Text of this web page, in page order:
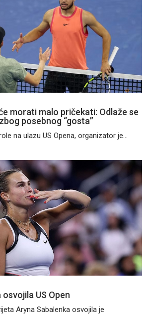
morati malo pričekati: Odlaže se
posebnog “gosta”
na ulazu US Opena, organizator je...
US Open
Aryna Sabalenka osvojila je